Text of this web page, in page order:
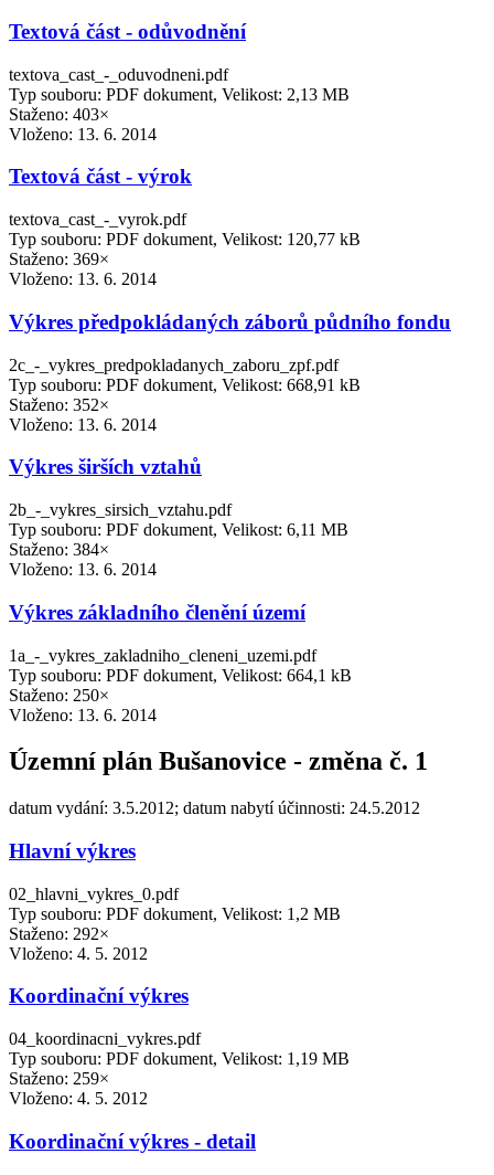
Textová část - odůvodnění
textova_cast_-_oduvodneni.pdf
Typ souboru: PDF dokument, Velikost: 2,13 MB
Staženo: 403×
Vloženo: 13. 6. 2014
Textová část - výrok
textova_cast_-_vyrok.pdf
Typ souboru: PDF dokument, Velikost: 120,77 kB
Staženo: 369×
Vloženo: 13. 6. 2014
Výkres předpokládaných záborů půdního fondu
2c_-_vykres_predpokladanych_zaboru_zpf.pdf
Typ souboru: PDF dokument, Velikost: 668,91 kB
Staženo: 352×
Vloženo: 13. 6. 2014
Výkres širších vztahů
2b_-_vykres_sirsich_vztahu.pdf
Typ souboru: PDF dokument, Velikost: 6,11 MB
Staženo: 384×
Vloženo: 13. 6. 2014
Výkres základního členění území
1a_-_vykres_zakladniho_cleneni_uzemi.pdf
Typ souboru: PDF dokument, Velikost: 664,1 kB
Staženo: 250×
Vloženo: 13. 6. 2014
Územní plán Bušanovice - změna č. 1
datum vydání: 3.5.2012; datum nabytí účinnosti: 24.5.2012
Hlavní výkres
02_hlavni_vykres_0.pdf
Typ souboru: PDF dokument, Velikost: 1,2 MB
Staženo: 292×
Vloženo: 4. 5. 2012
Koordinační výkres
04_koordinacni_vykres.pdf
Typ souboru: PDF dokument, Velikost: 1,19 MB
Staženo: 259×
Vloženo: 4. 5. 2012
Koordinační výkres - detail